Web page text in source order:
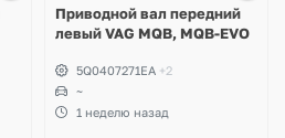
Приводной вал передний
левый VAG MQB, MQB-EVO
5Q0407271EA +2
~
1 неделю назад